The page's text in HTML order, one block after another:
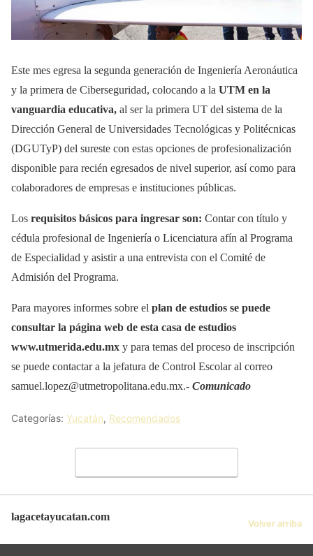
Este mes egresa la segunda generación de Ingeniería Aeronáutica
y la primera de Ciberseguridad, colocando a la UTM en la
vanguardia educativa, al ser la primera UT del sistema de la
Dirección General de Universidades Tecnológicas y Politécnicas
(DGUTyP) del sureste con estas opciones de profesionalización
disponible para recién egresados de nivel superior, así como para
colaboradores de empresas e instituciones públicas.
Los requisitos básicos para ingresar son: Contar con título y
cédula profesional de Ingeniería o Licenciatura afín al Programa
de Especialidad y asistir a una entrevista con el Comité de
Admisión del Programa.
Para mayores informes sobre el plan de estudios se puede
consultar la página web de esta casa de estudios
www.utmerida.edu.mx y para temas del proceso de inscripción
se puede contactar a la jefatura de Control Escolar al correo
samuel.lopez@utmetropolitana.edu.mx.- Comunicado
Categorías: Yucatán, Recomendados
lagacetayucatan.com
Volver arriba